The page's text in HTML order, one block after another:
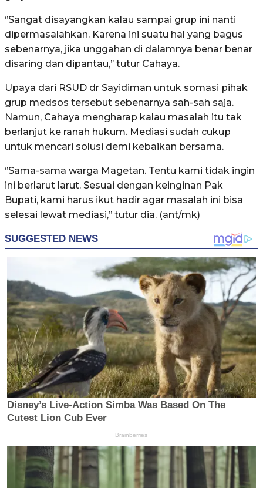
‘’Sangat disayangkan kalau sampai grup ini nanti
dipermasalahkan. Karena ini suatu hal yang bagus
sebenarnya, jika unggahan di dalamnya benar benar
disaring dan dipantau,’’ tutur Cahaya.
Upaya dari RSUD dr Sayidiman untuk somasi pihak
grup medsos tersebut sebenarnya sah-sah saja.
Namun, Cahaya mengharap kalau masalah itu tak
berlanjut ke ranah hukum. Mediasi sudah cukup
untuk mencari solusi demi kebaikan bersama.
‘’Sama-sama warga Magetan. Tentu kami tidak ingin
ini berlarut larut. Sesuai dengan keinginan Pak
Bupati, kami harus ikut hadir agar masalah ini bisa
selesai lewat mediasi,’’ tutur dia. (ant/mk)